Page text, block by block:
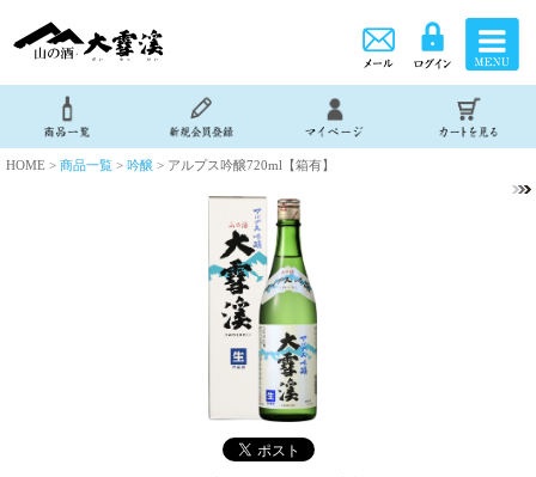
HOME > 商品一覧 > 吟醸 > アルプス吟醸720ml【箱有】